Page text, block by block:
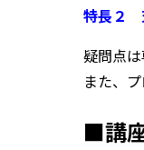
特長２
疑問点
また、
■講